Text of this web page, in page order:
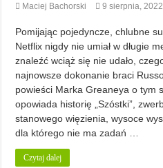
Maciej Bachorski 9 sierpnia, 2022
Pomijając pojedyncze, chlubne
Netflix nigdy nie umiał w długie
znaleźć wciąż się nie udało,
najnowsze dokonanie braci
powieści Marka Greaneya o tym
opowiada historię „Szóstki”,
stanowego więzienia, wysoce
dla którego nie ma zadań …
Czytaj dalej